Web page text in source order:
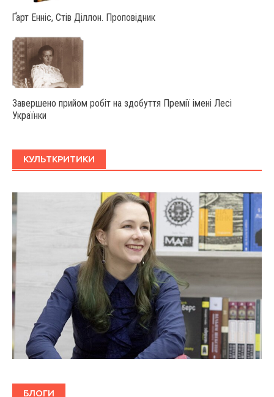
Ґарт Енніс, Стів Діллон. Проповідник
Завершено прийом робіт на здобуття Премії імені Лесі
Українки
КУЛЬТКРИТИКИ
БЛОГИ